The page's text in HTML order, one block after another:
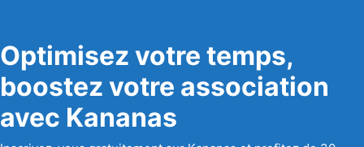
Optimisez votre temps,
boostez votre association
avec Kananas